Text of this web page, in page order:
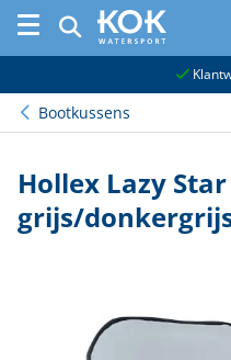
Bootkussens
Hollex Lazy
grijs/